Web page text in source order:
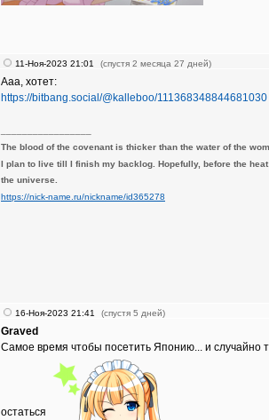
11-Ноя-2023 21:01 (спустя 2 месяца 27 дней)
Ааа, хотет:
https://bitbang.social/@kalleboo/111368348844681030
The blood of the covenant is thicker than the water of the
I plan to live till I finish my backlog. Hopefully, before the
the universe.
https://nick-name.ru/nickname/id365278
16-Ноя-2023 21:41 (спустя 5 дней)
Graved
Самое время чтобы посетить Японию... и случайно
остаться